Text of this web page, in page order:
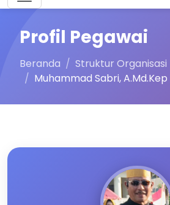
Profil Pegawai
Beranda
Struktur Organisasi
Muhammad Sabri, A.Md.Kep